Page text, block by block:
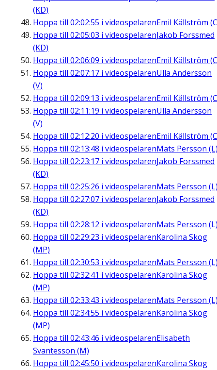
(KD)
Hoppa till 02:02:55 i videospelarenEmil Källström
Hoppa till 02:05:03 i videospelarenJakob Forssmed
(KD)
Hoppa till 02:06:09 i videospelarenEmil Källström
Hoppa till 02:07:17 i videospelarenUlla Andersson
(V)
Hoppa till 02:09:13 i videospelarenEmil Källström
Hoppa till 02:11:19 i videospelarenUlla Andersson
(V)
Hoppa till 02:12:20 i videospelarenEmil Källström
Hoppa till 02:13:48 i videospelarenMats Persson
Hoppa till 02:23:17 i videospelarenJakob Forssmed
(KD)
Hoppa till 02:25:26 i videospelarenMats Persson
Hoppa till 02:27:07 i videospelarenJakob Forssmed
(KD)
Hoppa till 02:28:12 i videospelarenMats Persson
Hoppa till 02:29:23 i videospelarenKarolina Skog
(MP)
Hoppa till 02:30:53 i videospelarenMats Persson
Hoppa till 02:32:41 i videospelarenKarolina Skog
(MP)
Hoppa till 02:33:43 i videospelarenMats Persson
Hoppa till 02:34:55 i videospelarenKarolina Skog
(MP)
Hoppa till 02:43:46 i videospelarenElisabeth
Svantesson (M)
Hoppa till 02:45:50 i videospelarenKarolina Skog